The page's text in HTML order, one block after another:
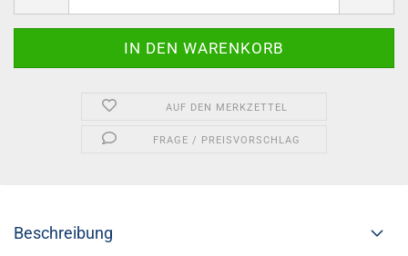
AUF DEN MERKZETTEL
FRAGE / PREISVORSCHLAG
Beschreibung